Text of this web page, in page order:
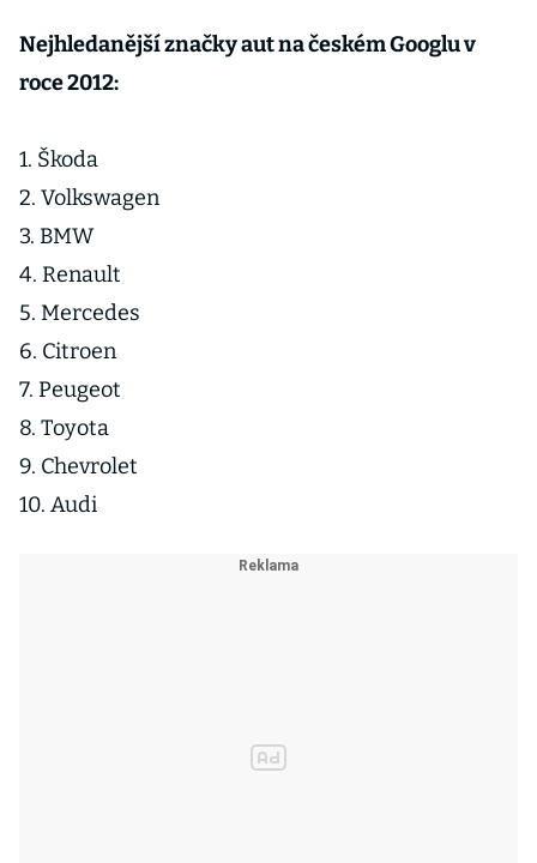
Nejhledanější značky aut na českém Googlu v
roce 2012:
1. Škoda
2. Volkswagen
3. BMW
4. Renault
5. Mercedes
6. Citroen
7. Peugeot
8. Toyota
9. Chevrolet
10. Audi